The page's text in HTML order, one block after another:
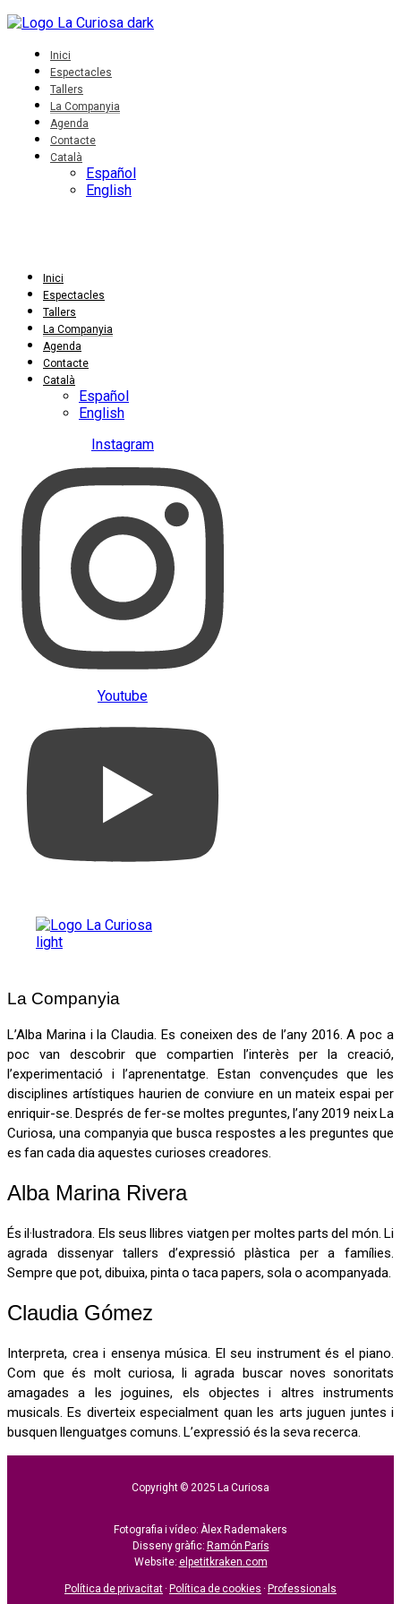
Inici
Espectacles
Tallers
La Companyia
Agenda
Contacte
Català
Español
English
Inici
Espectacles
Tallers
La Companyia
Agenda
Contacte
Català
Español
English
Instagram
Youtube
La Companyia
L’Alba Marina i la Claudia. Es coneixen des de l’any 2016. A poc a
poc van descobrir que compartien l’interès per la creació,
l’experimentació i l’aprenentatge. Estan convençudes que les
disciplines artístiques haurien de conviure en un mateix espai per
enriquir-se. Després de fer-se moltes preguntes, l’any 2019 neix La
Curiosa, una companyia que busca respostes a les preguntes que
es fan cada dia aquestes curioses creadores.
Alba Marina Rivera
És il·lustradora. Els seus llibres viatgen per moltes parts del món. Li
agrada dissenyar tallers d’expressió plàstica per a famílies.
Sempre que pot, dibuixa, pinta o taca papers, sola o acompanyada.
Claudia Gómez
Interpreta, crea i ensenya música. El seu instrument és el piano.
Com que és molt curiosa, li agrada buscar noves sonoritats
amagades a les joguines, els objectes i altres instruments
musicals. Es diverteix especialment quan les arts juguen juntes i
busquen llenguatges comuns. L’expressió és la seva recerca.
Copyright © 2025 La Curiosa
Fotografia i vídeo: Àlex Rademakers
Disseny gràfic: Ramón París
Website: elpetitkraken.com
Política de privacitat · Política de cookies · Professionals